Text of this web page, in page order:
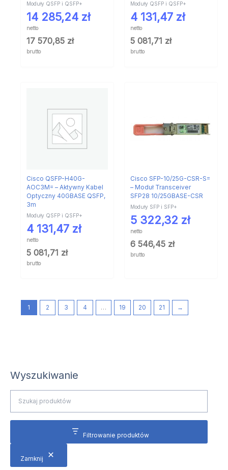
Wyszukiwanie
Filtrowanie produktów
Zamknij
Moduły QSFP i QSFP+
14 285,24 zł
netto
17 570,85 zł
brutto
Moduły QSFP i QSFP+
4 131,47 zł
netto
5 081,71 zł
brutto
Cisco QSFP-H40G-
AOC3M= – Aktywny Kabel
Optyczny 40GBASE QSFP,
3m
Moduły QSFP i QSFP+
4 131,47 zł
netto
5 081,71 zł
brutto
Cisco SFP-10/25G-CSR-S=
– Moduł Transceiver
SFP28 10/25GBASE-CSR
Moduły SFP i SFP+
5 322,32 zł
netto
6 546,45 zł
brutto
1 2 3 4 … 19 20 21 →